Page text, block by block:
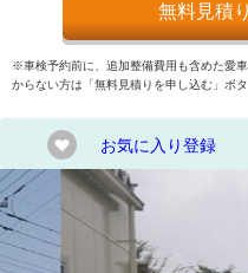
無料見積
※車検予約前に、追加整備費用も含めた愛
からない方は「無料見積りを申し込む」ボ
お気に入り登録